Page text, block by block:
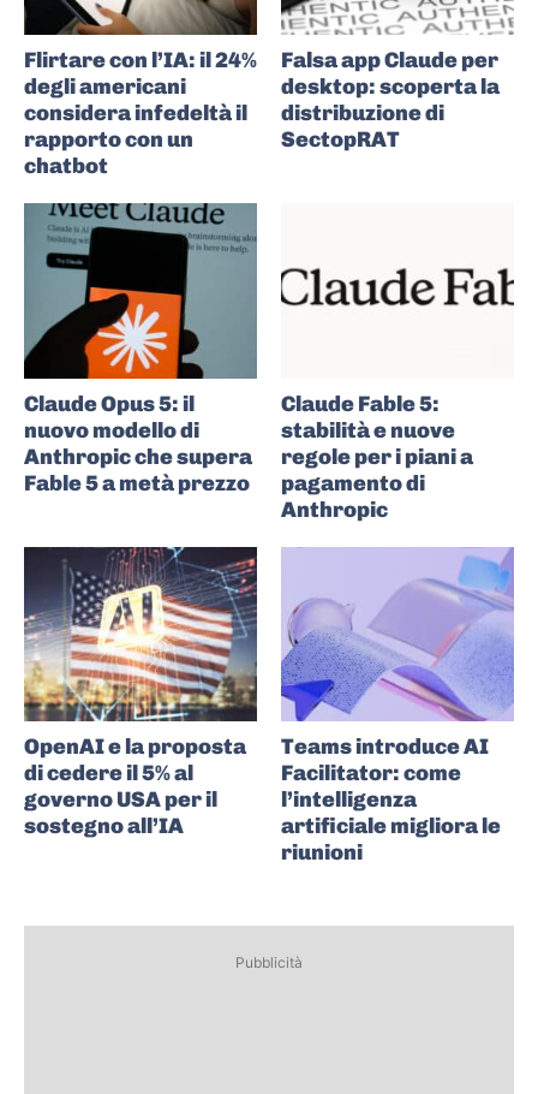
Flirtare con l’IA: il 24%
degli americani
considera infedeltà il
rapporto con un
chatbot
Falsa app Claude per
desktop: scoperta la
distribuzione di
SectopRAT
Claude Opus 5: il
nuovo modello di
Anthropic che supera
Fable 5 a metà prezzo
Claude Fable 5:
stabilità e nuove
regole per i piani a
pagamento di
Anthropic
OpenAI e la proposta
di cedere il 5% al
governo USA per il
sostegno all’IA
Teams introduce AI
Facilitator: come
l’intelligenza
artificiale migliora le
riunioni
Pubblicità